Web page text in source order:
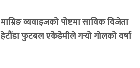
माम्रिङ व्यवाइजको पोष्टमा साविक विजेता
हेटौंडा फुटबल एकेडेमीले गर्‍यो गोलको वर्षा